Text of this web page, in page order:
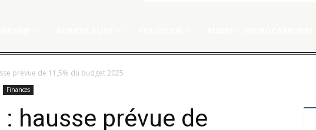
prévue de 11,5% du budget 2025
Finances
: hausse prévue de